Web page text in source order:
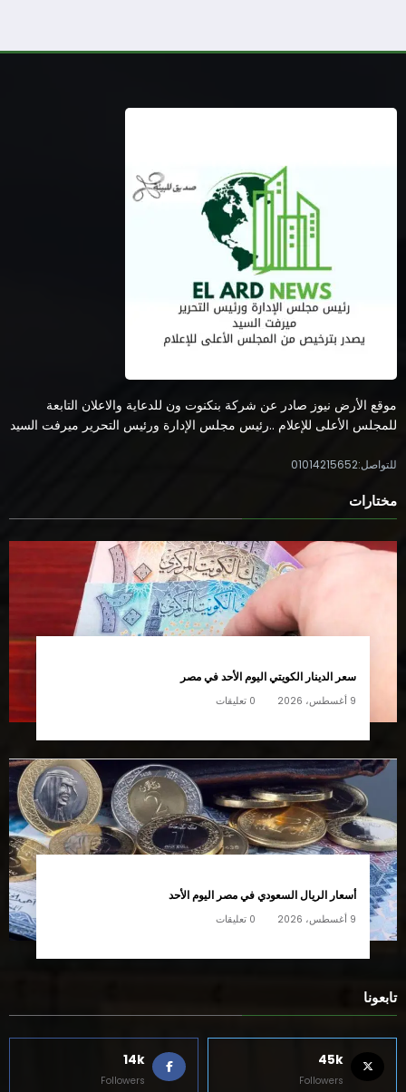
موقع الأرض نيوز صادر عن شركة بنكنوت ون للدعاية والاعلان التابعة
للمجلس الأعلى للإعلام ..رئيس مجلس الإدارة ورئيس التحرير ميرفت السيد
للتواصل:01014215652
مختارات
سعر الدينار الكويتي اليوم الأحد في مصر
9 أغسطس، 2026 0 تعليقات
أسعار الريال السعودي في مصر اليوم الأحد
9 أغسطس، 2026 0 تعليقات
تابعونا
45k
Followers
14k
Followers